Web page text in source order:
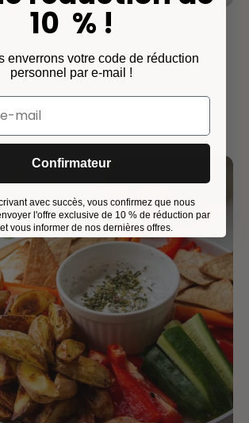
vos invités lors de la projection
idéal pour la mi-temps : à essayer
10 % !
enverrons votre code de réduction
personnel par e-mail !
Confirmateur
avec succès, vous confirmez que nous
l'offre exclusive de 10 % de réduction par
vous informer de nos dernières offres.